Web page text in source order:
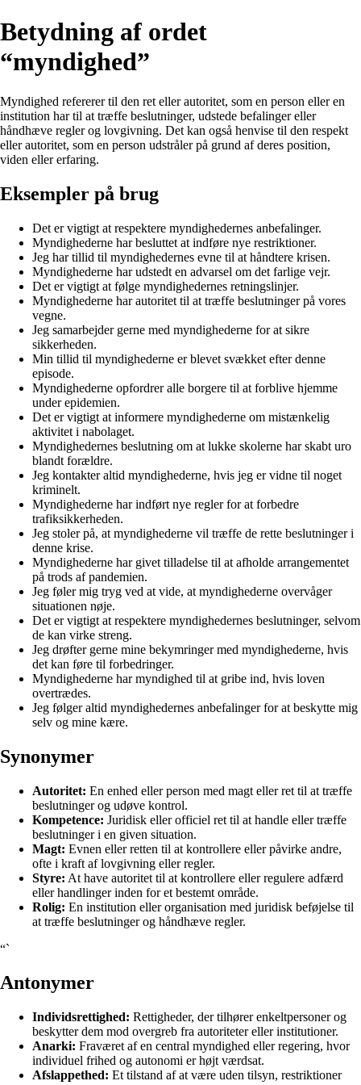
Betydning af ordet
“myndighed”
Myndighed refererer til den ret eller autoritet, som en person eller en
institution har til at træffe beslutninger, udstede befalinger eller
håndhæve regler og lovgivning. Det kan også henvise til den respekt
eller autoritet, som en person udstråler på grund af deres position,
viden eller erfaring.
Eksempler på brug
Det er vigtigt at respektere myndighedernes anbefalinger.
Myndighederne har besluttet at indføre nye restriktioner.
Jeg har tillid til myndighedernes evne til at håndtere krisen.
Myndighederne har udstedt en advarsel om det farlige vejr.
Det er vigtigt at følge myndighedernes retningslinjer.
Myndighederne har autoritet til at træffe beslutninger på vores
vegne.
Jeg samarbejder gerne med myndighederne for at sikre
sikkerheden.
Min tillid til myndighederne er blevet svækket efter denne
episode.
Myndighederne opfordrer alle borgere til at forblive hjemme
under epidemien.
Det er vigtigt at informere myndighederne om mistænkelig
aktivitet i nabolaget.
Myndighedernes beslutning om at lukke skolerne har skabt uro
blandt forældre.
Jeg kontakter altid myndighederne, hvis jeg er vidne til noget
kriminelt.
Myndighederne har indført nye regler for at forbedre
trafiksikkerheden.
Jeg stoler på, at myndighederne vil træffe de rette beslutninger i
denne krise.
Myndighederne har givet tilladelse til at afholde arrangementet
på trods af pandemien.
Jeg føler mig tryg ved at vide, at myndighederne overvåger
situationen nøje.
Det er vigtigt at respektere myndighedernes beslutninger, selvom
de kan virke streng.
Jeg drøfter gerne mine bekymringer med myndighederne, hvis
det kan føre til forbedringer.
Myndighederne har myndighed til at gribe ind, hvis loven
overtrædes.
Jeg følger altid myndighedernes anbefalinger for at beskytte mig
selv og mine kære.
Synonymer
Autoritet: En enhed eller person med magt eller ret til at træffe
beslutninger og udøve kontrol.
Kompetence: Juridisk eller officiel ret til at handle eller træffe
beslutninger i en given situation.
Magt: Evnen eller retten til at kontrollere eller påvirke andre,
ofte i kraft af lovgivning eller regler.
Styre: At have autoritet til at kontrollere eller regulere adfærd
eller handlinger inden for et bestemt område.
Rolig: En institution eller organisation med juridisk beføjelse til
at træffe beslutninger og håndhæve regler.
“`
Antonymer
Individsrettighed: Rettigheder, der tilhører enkeltpersoner og
beskytter dem mod overgreb fra autoriteter eller institutioner.
Anarki: Fraværet af en central myndighed eller regering, hvor
individuel frihed og autonomi er højt værdsat.
Afslappethed: Et tilstand af at være uden tilsyn, restriktioner